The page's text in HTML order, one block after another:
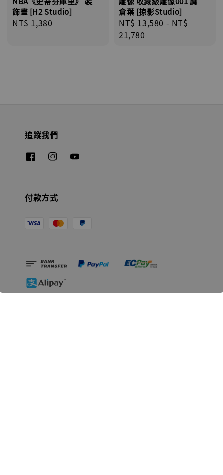
飾畫 [H2 Studio]
Regular
NT$ 1,380
倉葉 [掠影Studio]
Regular
price
NT$ 13,580 - NT$
21,780
追蹤我們
付款方式